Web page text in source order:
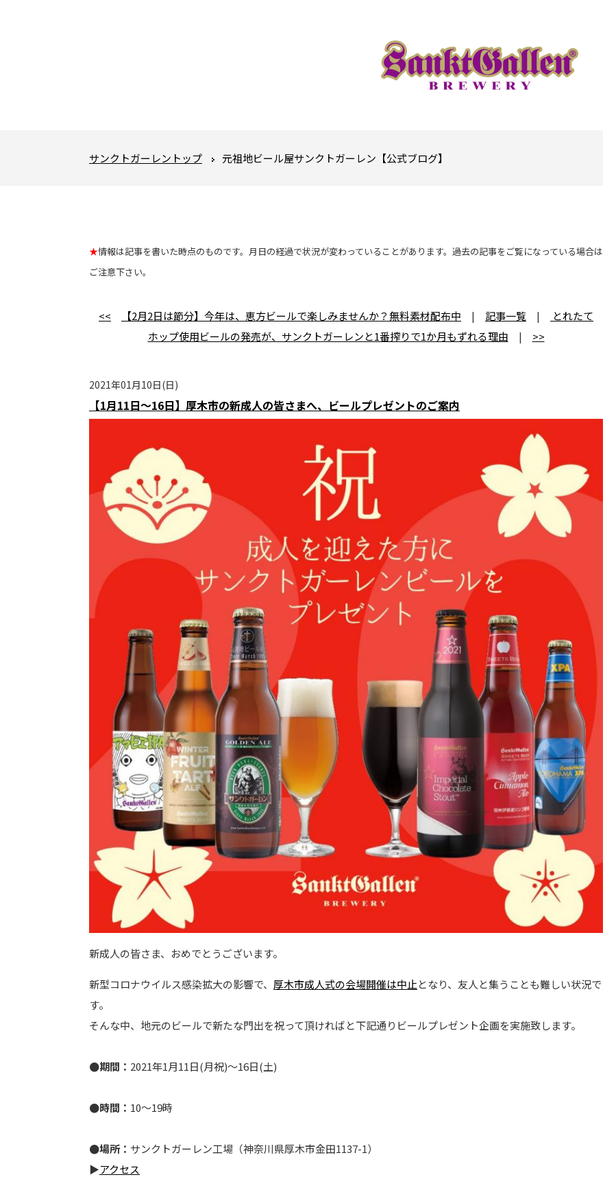
サンクトガーレントップ 元祖地ビール屋サンクトガーレン【公式ブログ】
★情報は記事を書いた時点のものです。月日の経過で状況が変わっていることがあります。過去の記事をご覧になっている場合は
ご注意下さい。
<< 【2月2日は節分】今年は、恵方ビールで楽しみませんか？無料素材配布中 | 記事一覧 |
とれたて
ホップ使用ビールの発売が、サンクトガーレンと1番搾りで1か月もずれる理由 | >>
2021年01月10日(日)
【1月11日～16日】厚木市の新成人の皆さまへ、ビールプレゼントのご案内
新成人の皆さま、おめでとうございます。
新型コロナウイルス感染拡大の影響で、 厚木市成人式の会場開催は中止となり、友人と集うことも難しい状況で
す。
そんな中、地元のビールで新たな門出を祝って頂ければと下記通りビールプレゼント企画を実施致します。
●期間： 2021年1月11日(月祝)～16日(土)
●時間： 10〜19時
●場所： サンクトガーレン工場（神奈川県厚木市金田1137-1）
▶アクセス